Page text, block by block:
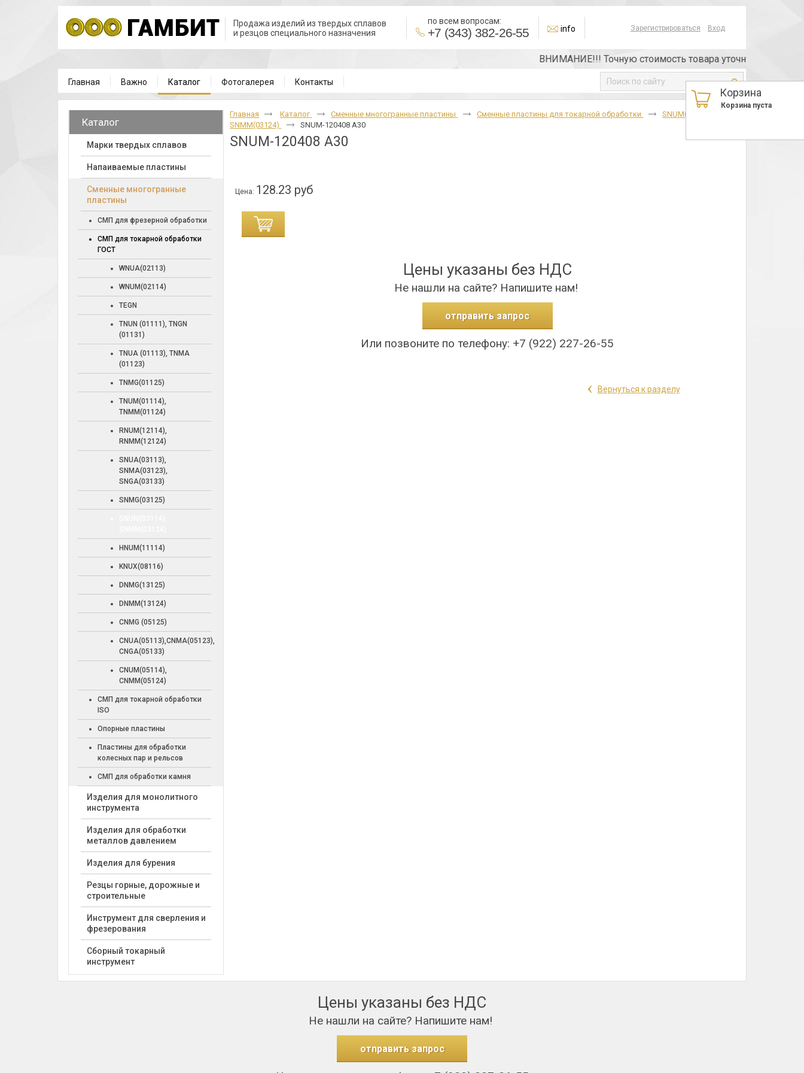
Зарегистрироваться Вход
Продажа изделий из твердых сплавов
и резцов специального назначения
по всем вопросам:
+7 (343) 382-26-55 info
ВНИМАНИЕ!!! Точную стоимость товара уточняйте у
Главная Важно Каталог Фотогалерея Контакты
Корзина
Корзина пуста
Каталог
Марки твердых сплавов
Напаиваемые пластины
Cменные многогранные
пластины
СМП для фрезерной обработки
СМП для токарной обработки
ГОСТ
WNUA(02113)
WNUM(02114)
TEGN
TNUN (01111), TNGN
(01131)
TNUA (01113), TNMA
(01123)
TNMG(01125)
TNUM(01114),
TNMM(01124)
RNUM(12114),
RNMM(12124)
SNUA(03113),
SNMA(03123),
SNGA(03133)
SNMG(03125)
HNUM(11114)
KNUX(08116)
DNMG(13125)
DNMM(13124)
CNMG (05125)
CNUA(05113),CNMA(05123),
CNGA(05133)
CNUM(05114),
CNMM(05124)
СМП для токарной обработки
ISO
Опорные пластины
Пластины для обработки
колесных пар и рельсов
СМП для обработки камня
Изделия для монолитного
инструмента
Изделия для обработки
металлов давлением
Изделия для бурения
Резцы горные, дорожные и
строительные
Инструмент для сверления и
фрезерования
Сборный токарный
инструмент
Главная Каталог Cменные многогранные пластины Сменные пластины для токарной обработки
SNUM(03114),
SNMM(03124)
SNUM-120408 A30
SNUM-120408 A30
Цена: 128.23 руб
Цены указаны без НДС
Не нашли на сайте? Напишите нам!
отправить запрос
Или позвоните по телефону: +7 (922) 227-26-55
‹ Вернуться к разделу
Цены указаны без НДС
Не нашли на сайте? Напишите нам!
отправить запрос